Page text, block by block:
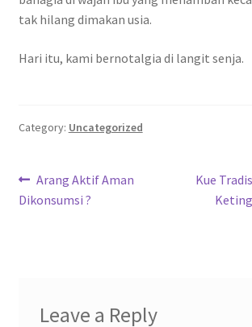
tak hilang dimakan usia.
Hari itu, kami bernotalgia di langit senja.
Category: Uncategorized
Post
navigation
Previous
post:
Arang Aktif Aman
Dikonsumsi ?
Next
post:
Kue
Leave a Reply